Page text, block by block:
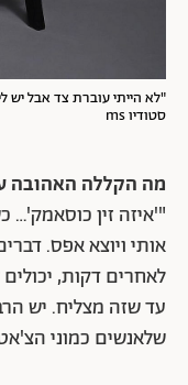
"לא הייתי עוברת צד אבל יש
סטודיו ms
מה הקללה האהובה
"'איזה זין
אותי ויוצא אפס.
לאחרים דקות,
עד שזה מצליח. יש
שלאנשים כמוני